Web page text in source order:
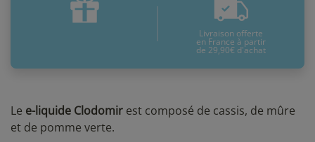
Le e-liquide Clodomir est composé de cassis, de mûre
et de pomme verte.
Livraison offerte
en France à partir
de 29,90€ d'achat